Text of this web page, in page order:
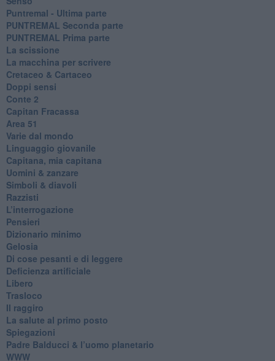
Puntremal - Ultima parte
PUNTREMAL Seconda parte
​PUNTREMAL Prima parte
La scissione
La macchina per scrivere
Cretaceo & Cartaceo
Doppi sensi
​Conte 2
​Capitan Fracassa
​Area 51
Varie dal mondo
​Linguaggio giovanile
​Capitana, mia capitana
Uomini & zanzare
​Simboli & diavoli
Razzisti
​L’interrogazione
Pensieri
​Dizionario minimo
Gelosia
Di cose pesanti e di leggere
​Deficienza artificiale
Libero
Trasloco
Il raggiro
​La salute al primo posto
Spiegazioni
Padre Balducci & l’uomo planetario
WWW